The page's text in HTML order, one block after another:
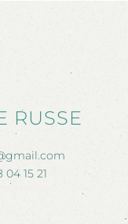
RUSSE
04 15 21